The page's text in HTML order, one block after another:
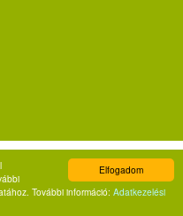
Elfogadom
További információ: Adatkezelési